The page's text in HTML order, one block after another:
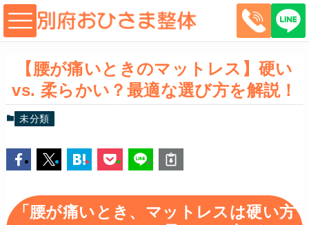
【腰が痛いときのマットレス】硬い
vs. 柔らかい？最適な選び方を解説！
未分類
「腰が痛いとき、マットレスは硬い方